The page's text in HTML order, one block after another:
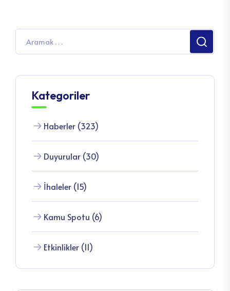
Kategoriler
Haberler (323)
Duyurular (30)
İhaleler (15)
Kamu Spotu (6)
Etkinlikler (11)